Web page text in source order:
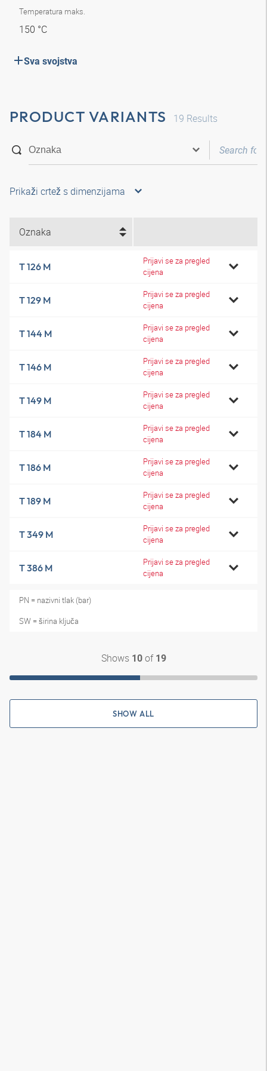
Temperatura maks.
150 °C
Sva svojstva
PRODUCT VARIANTS 19 Results
Prikaži crtež s dimenzijama
Oznaka
T 126 M
Prijavi se za pregled
cijena
T 129 M
Prijavi se za pregled
cijena
T 144 M
Prijavi se za pregled
cijena
T 146 M
Prijavi se za pregled
cijena
T 149 M
Prijavi se za pregled
cijena
T 184 M
Prijavi se za pregled
cijena
T 186 M
Prijavi se za pregled
cijena
T 189 M
Prijavi se za pregled
cijena
T 349 M
Prijavi se za pregled
cijena
T 386 M
Prijavi se za pregled
cijena
PN = nazivni tlak (bar)
SW = širina ključa
Shows 10of 19
SHOW ALL